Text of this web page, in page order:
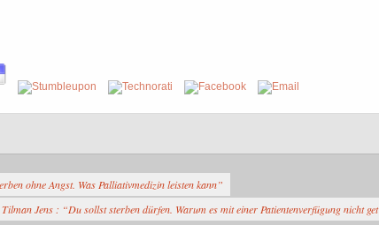
ohne Angst. Was Palliativmedizin leisten kann”
Jens : “Du sollst sterben dürfen. Warum es mit einer Patientenverfügung nicht get